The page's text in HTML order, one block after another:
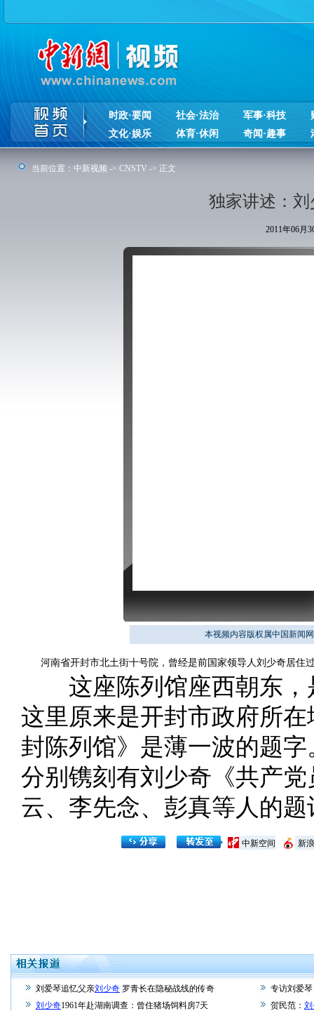
时政·要闻 社会·法治 军事·科技
文化·娱乐
体育·休闲 奇闻·趣事
当前位置： 中新视频 -> CNSTV -> 正文
独家讲述：
2011年06月
本视频内容版权属中国新闻
河南省开封市北土街十号院，曾经是前国家领导人刘少奇居住
这座陈列馆座西朝东，
这里原来是开封市政府所
封陈列馆》是薄一波的题
分别镌刻有刘少奇《共产
云、李先念、彭真等人的题
新
中新空间
刘爱琴追忆父亲刘少奇 罗青长在隐秘战线的传奇
专访刘爱
刘少奇1961年赴湖南调查：曾住猪场饲料房7天 贺民范：